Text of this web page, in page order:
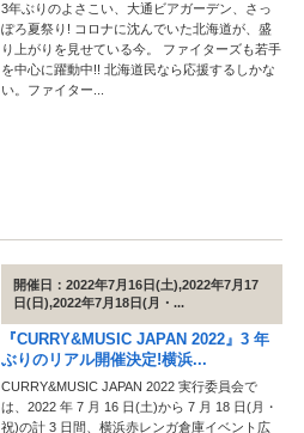
3年ぶりのよさこい、大通ビアガーデン、さっ
ぽろ夏祭り! コロナに沈んでいた北海道が、盛
り上がりを見せている今。 ファイターズも若手
を中心に躍動中!! 北海道⺠なら応援するしかな
い。ファイター...
開催日：2022年7月16日(土),2022年7月17
日(日),2022年7月18日(月・...
『CURRY&MUSIC JAPAN 2022』3 年
ぶりのリアル開催決定!横浜...
CURRY&MUSIC JAPAN 2022 実行委員会で
は、2022 年 7 月 16 日(土)から 7 月 18 日(月・
祝)の計 3 日間、横浜赤レンガ倉庫イベント広